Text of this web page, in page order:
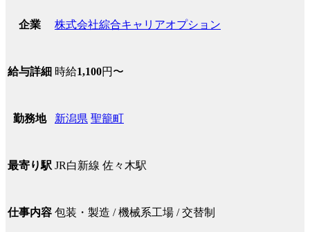
企業 株式会社綜合キャリアオプション
給与詳細 時給1,100円〜
勤務地 新潟県 聖籠町
最寄り駅 JR白新線 佐々木駅
仕事内容 包装・製造 / 機械系工場 / 交替制